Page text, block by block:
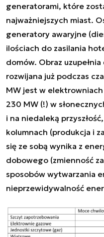
generatorami, które
najważniejszych miast.
generatory awaryjne
ilościach do zasilania
domów. Obraz
rozwijana już podczas
MW jest w
230 MW (!) w
i na niedaleką
kolumnach (produkcja i
się ze sobą wynika z
dobowego (zmienność
sposobów wytwarzania
nieprzewidywalność